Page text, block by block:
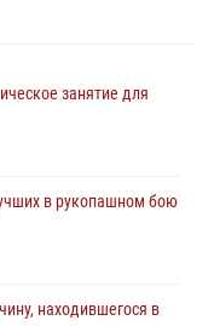
занятие для
в рукопашном бою
находившегося в